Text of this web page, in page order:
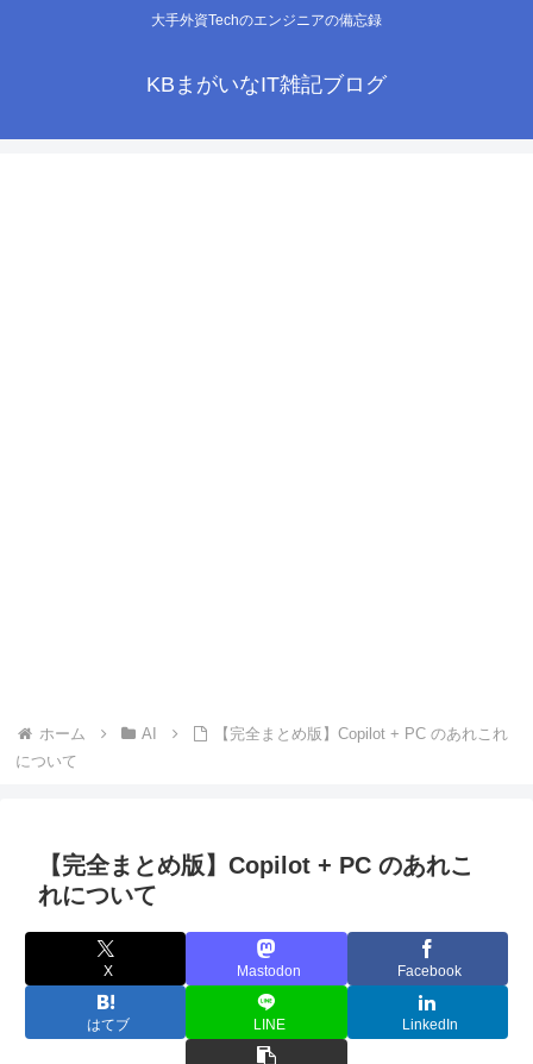
大手外資Techのエンジニアの備忘録
KBまがいなIT雑記ブログ
ホーム AI
【完全まとめ版】Copilot + PC のあれこれ
について
【完全まとめ版】Copilot + PC のあれこ
れについて
X Mastodon Facebook
はてブ LINE LinkedIn